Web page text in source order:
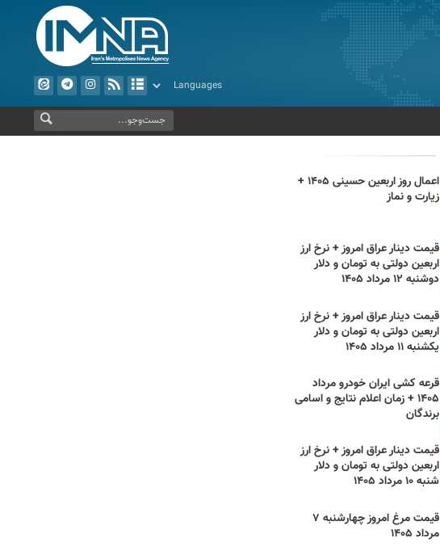
اعمال روز اربعین حسینی ۱۴۰۵ +
زیارت و نماز
قیمت دینار عراق امروز + نرخ ارز
اربعین دولتی به تومان و دلار
دوشنبه ۱۲ مرداد ۱۴۰۵
قیمت دینار عراق امروز + نرخ ارز
اربعین دولتی به تومان و دلار
یکشنبه ۱۱ مرداد ۱۴۰۵
قرعه کشی ایران خودرو مرداد
۱۴۰۵ + زمان اعلام نتایج و اسامی
برندگان
قیمت دینار عراق امروز + نرخ ارز
اربعین دولتی به تومان و دلار
شنبه ۱۰ مرداد ۱۴۰۵
قیمت مرغ امروز چهارشنبه ۷
مرداد ۱۴۰۵